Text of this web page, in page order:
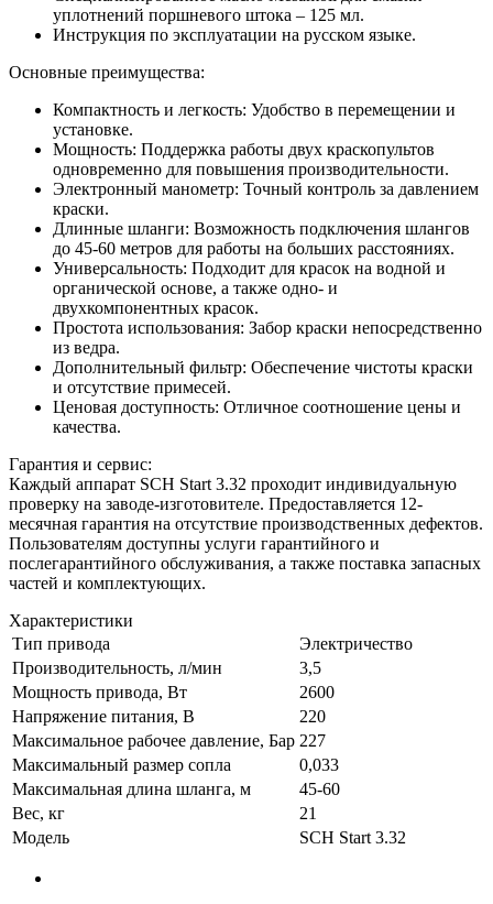
уплотнений поршневого штока – 125 мл.
Инструкция по эксплуатации на русском языке.
Основные преимущества:
Компактность и легкость: Удобство в перемещении и
установке.
Мощность: Поддержка работы двух краскопультов
одновременно для повышения производительности.
Электронный манометр: Точный контроль за давлением
краски.
Длинные шланги: Возможность подключения шлангов
до 45-60 метров для работы на больших расстояниях.
Универсальность: Подходит для красок на водной и
органической основе, а также одно- и
двухкомпонентных красок.
Простота использования: Забор краски непосредственно
из ведра.
Дополнительный фильтр: Обеспечение чистоты краски
и отсутствие примесей.
Ценовая доступность: Отличное соотношение цены и
качества.
Гарантия и сервис:
Каждый аппарат SCH Start 3.32 проходит индивидуальную
проверку на заводе-изготовителе. Предоставляется 12-
месячная гарантия на отсутствие производственных дефектов.
Пользователям доступны услуги гарантийного и
послегарантийного обслуживания, а также поставка запасных
частей и комплектующих.
Характеристики
Тип привода
Электричество
Производительность, л/мин
3,5
Мощность привода, Вт
2600
Напряжение питания, В
220
Максимальное рабочее давление, Бар 227
Максимальный размер сопла
0,033
Максимальная длина шланга, м
45-60
Вес, кг
21
Модель
SCH Start 3.32